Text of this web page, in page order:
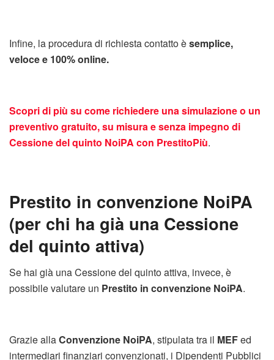
Infine, la procedura di richiesta contatto èsemplice,
veloce e 100% online.
Scopri di più su come richiedere una simulazione o un
preventivo gratuito, su misura e senza impegno di
Cessione del quinto NoiPA con PrestitoPiù.
Prestito in convenzione NoiPA
(per chi ha già una Cessione
del quinto attiva)
Se hai già una Cessione del quinto attiva, invece, è
possibile valutare un Prestito in convenzione NoiPA.
Grazie allaConvenzione NoiPA, stipulata tra il MEFed
intermediari finanziari convenzionati, i Dipendenti Pubblici